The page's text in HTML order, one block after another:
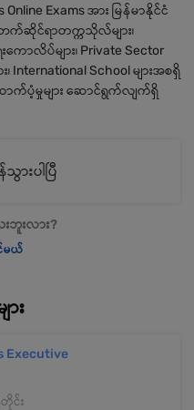
Exams အား မြန်မာနိုင်ငံ
ဘက်ဆိုင်ရာတက္ကသိုလ်များ၊
ောလိပ်များ၊ Private Sector
၊ International School များအစရှိ
ပံ့မှုများ ဆောင်ရွက်လျက်ရှိ
းပါပြီ
ဘူးလား?
မယ်
း
Executive
င်း